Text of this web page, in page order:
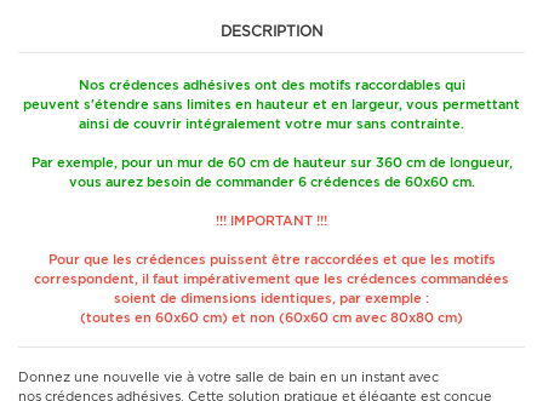
DESCRIPTION
Nos crédences adhésives ont des motifs raccordables qui
peuvent s'étendre sans limites en hauteur et en largeur, vous permettant
ainsi de couvrir intégralement votre mur sans contrainte.
Par exemple, pour un mur de 60 cm de hauteur sur 360 cm de longueur,
vous aurez besoin de commander 6 crédences de 60x60 cm.
!!! IMPORTANT !!!
Pour que les crédences puissent être raccordées et que les motifs
correspondent, il faut impérativement que les crédences commandées
soient de dimensions identiques, par exemple :
(toutes en 60x60 cm) et non (60x60 cm avec 80x80 cm)
Donnez une nouvelle vie à votre salle de bain en un instant avec
nos crédences adhésives. Cette solution pratique et élégante est conçue